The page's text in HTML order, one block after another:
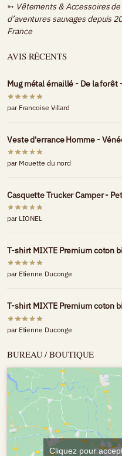
➳ Vêtements & Accessoires
d’aventures sauvages depuis
France
AVIS RÉCENTS
Mug métal émaillé - De la forêt
par Francoise Villard
Veste d'errance Homme -
par Mouette du nord
Casquette Trucker Camper -
par LIONEL
T-shirt MIXTE Premium coton
par Etienne Duconge
T-shirt MIXTE Premium coton
par Etienne Duconge
BUREAU / BOUTIQUE
Cliquez pour